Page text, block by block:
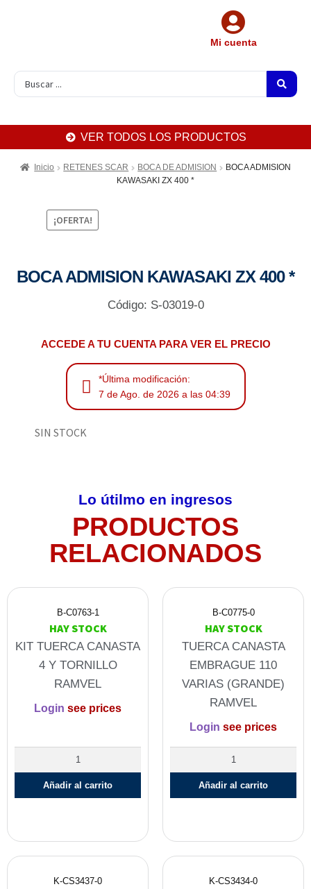
Mi cuenta
VER TODOS LOS PRODUCTOS
Inicio RETENES SCAR BOCA DE ADMISION
BOCA ADMISION
KAWASAKI ZX 400 *
¡OFERTA!
BOCA ADMISION KAWASAKI ZX 400 *
Código: S-03019-0
ACCEDE A TU CUENTA PARA VER EL PRECIO
*Última modificación:
7 de Ago. de 2026 a las 04:39
SIN STOCK
Lo útilmo en ingresos
PRODUCTOS
RELACIONADOS
B-C0763-1
HAY STOCK
KIT TUERCA CANASTA
4 Y TORNILLO
RAMVEL
Login see prices
Añadir al carrito
B-C0775-0
HAY STOCK
TUERCA CANASTA
EMBRAGUE 110
VARIAS (GRANDE)
RAMVEL
Login see prices
Añadir al carrito
K-CS3437-0 K-CS3434-0